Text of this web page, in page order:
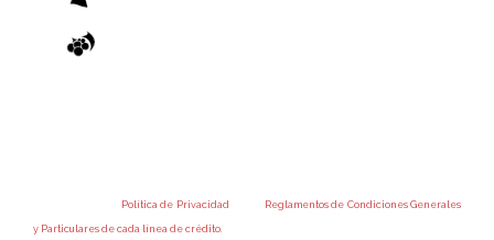
Política de Privacidad Reglamentos de Condiciones Generales
y Particulares de cada línea de crédito.